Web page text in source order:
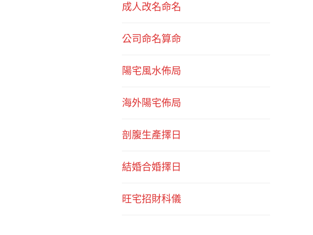
成人改名命名
公司命名算命
陽宅風水佈局
海外陽宅佈局
剖腹生產擇日
結婚合婚擇日
旺宅招財科儀